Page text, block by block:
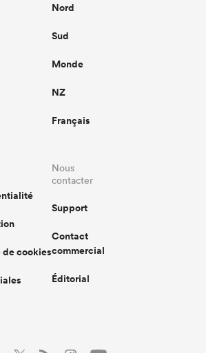
Nord
Sud
Monde
NZ
Français
cookies
Nous
contacter
Support
Contact
commercial
Éditorial